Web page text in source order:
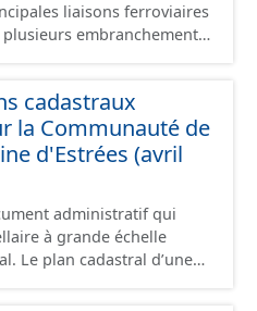
liaisons ferroviaires
embranchements
physiquement
cadastraux
la Communauté de
d'Estrées (avril
administratif qui
à grande échelle
Le plan cadastral d’une